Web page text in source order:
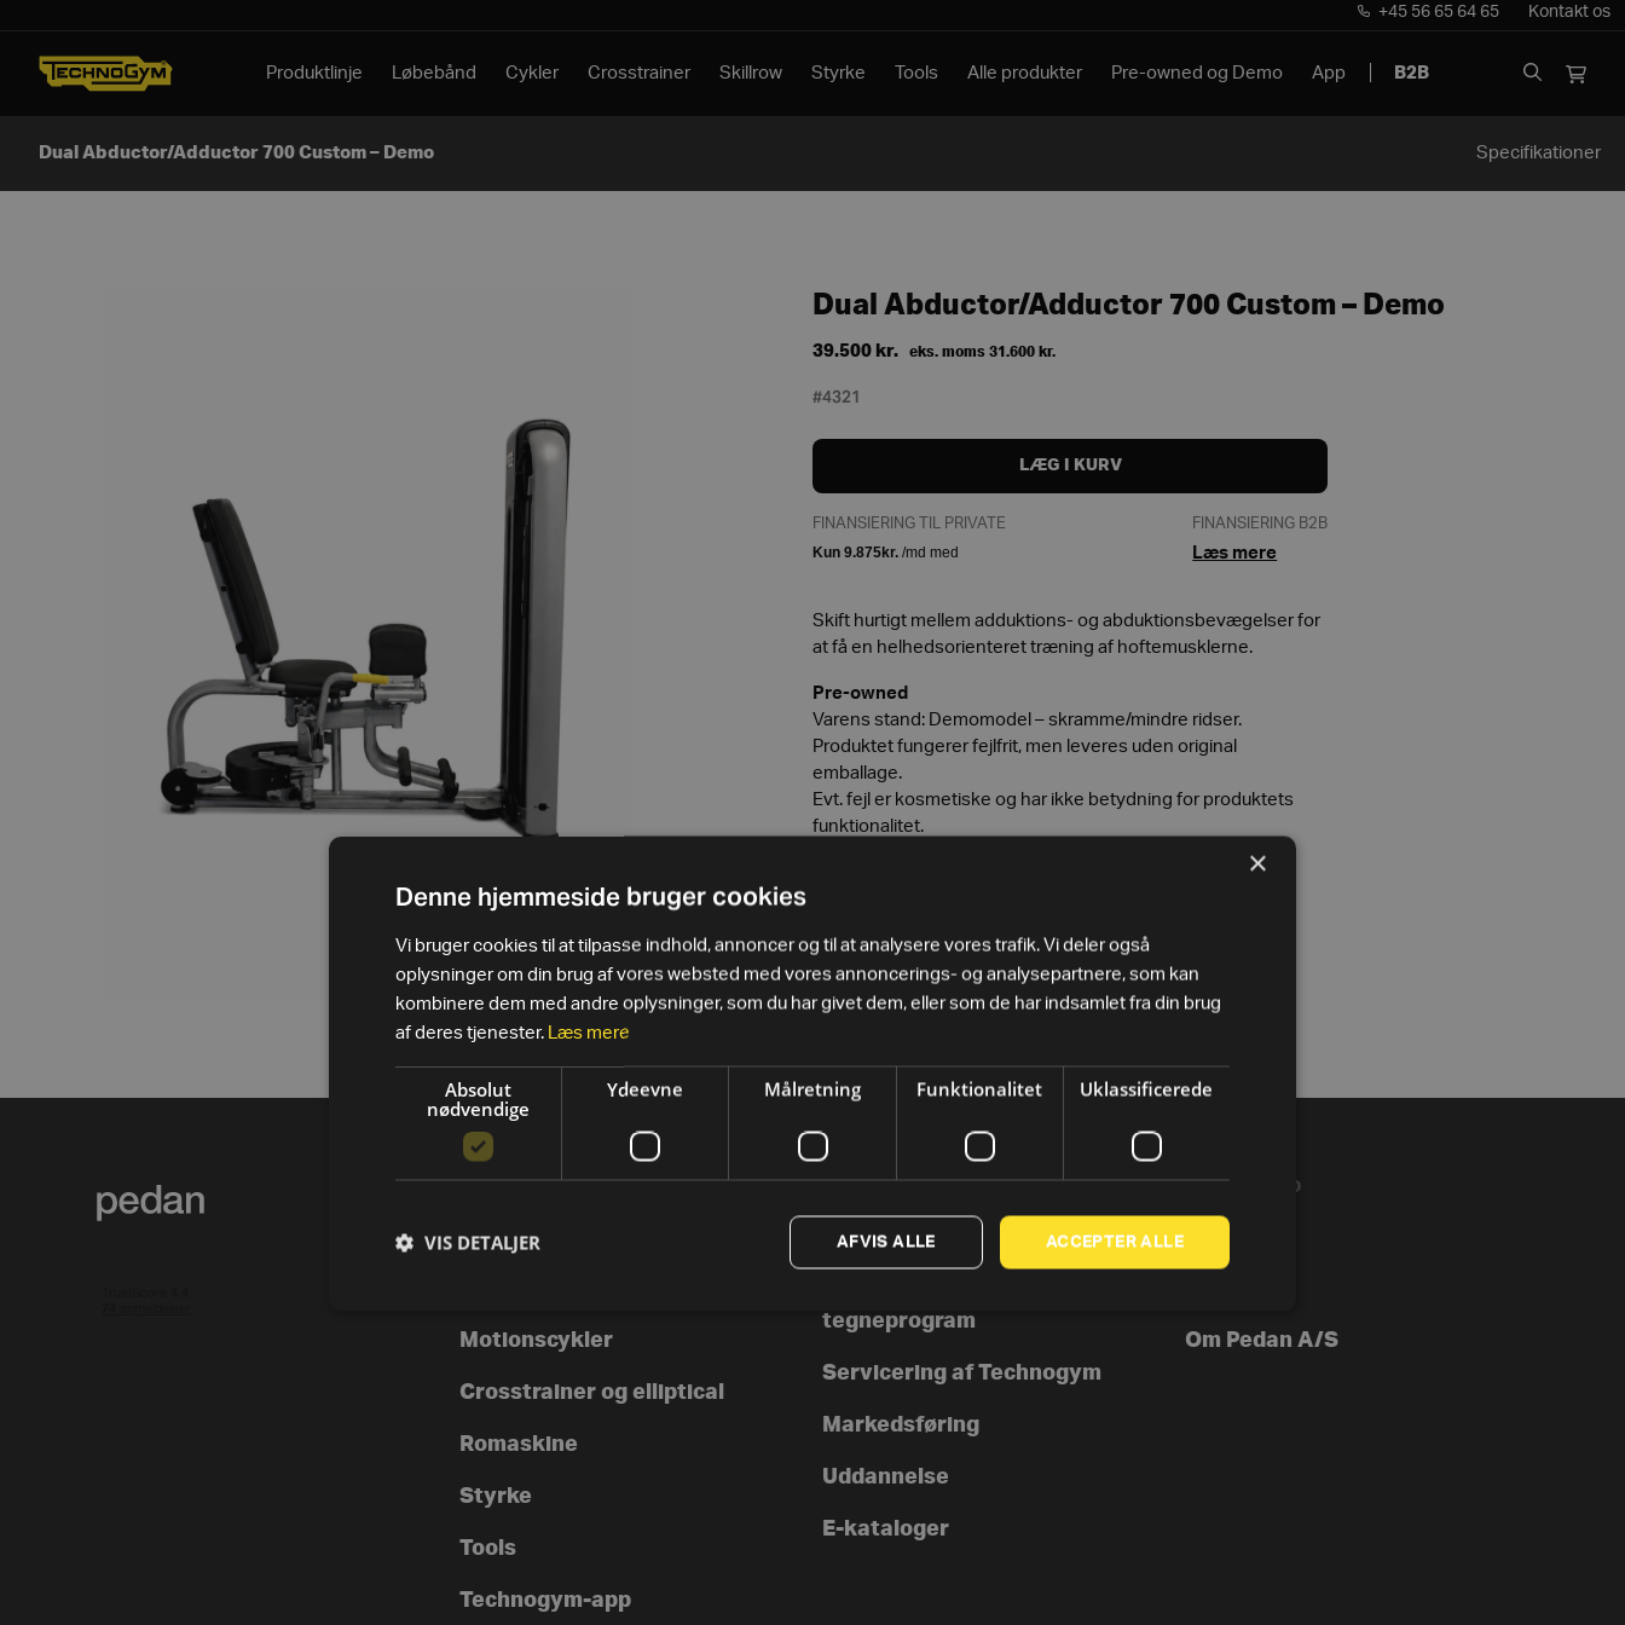
+45 56 65 64 65 Kontakt os
Produktlinje Løbebånd Cykler Crosstrainer Skillrow Styrke Tools Alle produkter Pre-owned og Demo App B2B
Dual Abductor/Adductor 700 Custom – Demo Specifikationer
Dual Abductor/Adductor 700 Custom – Demo
39.500 kr. eks. moms 31.600 kr.
#4321
LÆG I KURV
FINANSIERING TIL PRIVATE FINANSIERING B2B
Læs mere
Skift hurtigt mellem adduktions- og abduktionsbevægelser for
at få en helhedsorienteret træning af hoftemusklerne.
Pre-owned
Varens stand: Demomodel – skramme/mindre ridser.
Produktet fungerer fejlfrit, men leveres uden original
emballage.
Evt. fejl er kosmetiske og har ikke betydning for produktets
funktionalitet.
PRODUKTER
Alle varer
Motionscykler
Crosstrainer og elliptical
Romaskine
Styrke
Tools
Technogym-app
SUPPORT
Kontakt os
tegneprogram
Servicering af Technogym
Markedsføring
Uddannelse
E-kataloger
VIRKSOMHED
Om Pedan A/S
×
Denne hjemmeside bruger cookies
Vi bruger cookies til at tilpasse indhold, annoncer og til at analysere vores trafik. Vi deler også
oplysninger om din brug af vores websted med vores annoncerings- og analysepartnere, som kan
kombinere dem med andre oplysninger, som du har givet dem, eller som de har indsamlet fra din brug
af deres tjenester.
Læs mere
Absolut
nødvendige
Ydeevne Målretning Funktionalitet Uklassificerede
ACCEPTER ALLE
AFVIS ALLE
VIS DETALJER